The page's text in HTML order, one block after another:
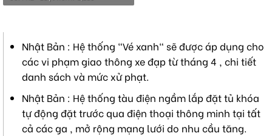
Nhật Bản : Hệ thống "Vé xanh" sẽ được áp dụng cho
các vi phạm giao thông xe đạp từ tháng 4 , chi tiết
danh sách và mức xử phạt.
Nhật Bản : Hệ thống tàu điện ngầm lắp đặt tủ khóa
tự động đặt trước qua điện thoại thông minh tại tất
cả các ga , mở rộng mạng lưới do nhu cầu tăng.